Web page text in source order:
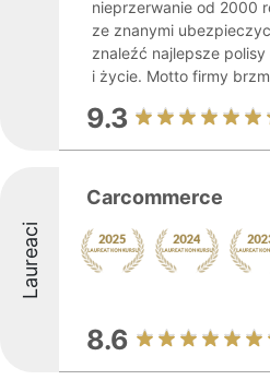
nieprzerwanie od 2000
ze znanymi
znaleźć najlepsze
i życie. Motto firmy
9.3
Laureaci
Carcommerce
8.6